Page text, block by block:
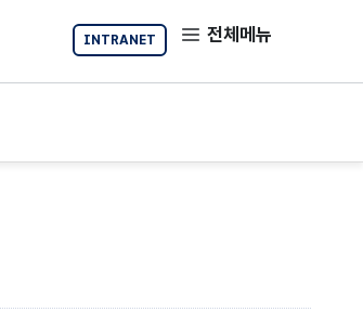
INTRANET 전체메뉴